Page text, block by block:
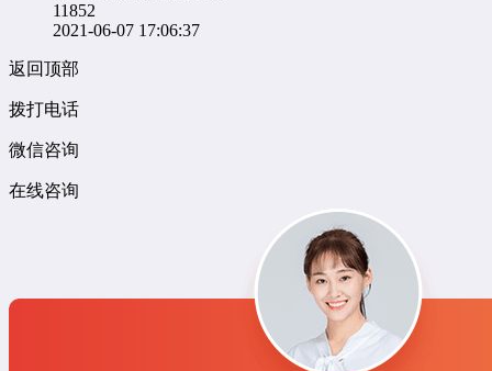
11852
2021-06-07 17:06:37
返回顶部
拨打电话
微信咨询
在线咨询